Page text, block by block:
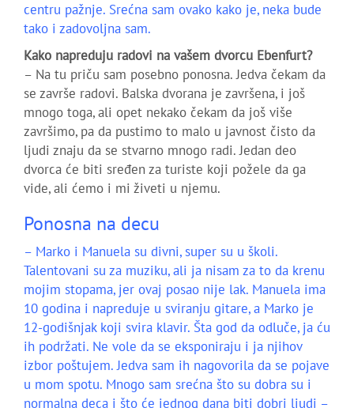
centru pažnje. Srećna sam ovako kako je, neka bude
tako i zadovoljna sam.
Kako napreduju radovi na vašem dvorcu Ebenfurt?
– Na tu priču sam posebno ponosna. Jedva čekam da
se završe radovi. Balska dvorana je završena, i još
mnogo toga, ali opet nekako čekam da još više
završimo, pa da pustimo to malo u javnost čisto da
ljudi znaju da se stvarno mnogo radi. Jedan deo
dvorca će biti sređen za turiste koji požele da ga
vide, ali ćemo i mi živeti u njemu.
Ponosna na decu
– Marko i Manuela su divni, super su u školi.
Talentovani su za muziku, ali ja nisam za to da krenu
mojim stopama, jer ovaj posao nije lak. Manuela ima
10 godina i napreduje u sviranju gitare, a Marko je
12-godišnjak koji svira klavir. Šta god da odluče, ja ću
ih podržati. Ne vole da se eksponiraju i ja njihov
izbor poštujem. Jedva sam ih nagovorila da se pojave
u mom spotu. Mnogo sam srećna što su dobra su i
normalna deca i što će jednog dana biti dobri ljudi –